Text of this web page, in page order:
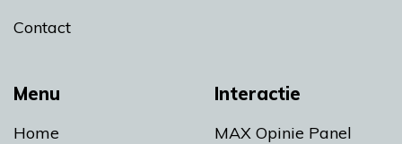
Menu
Home
Interactie
MAX Opinie Panel
Contact